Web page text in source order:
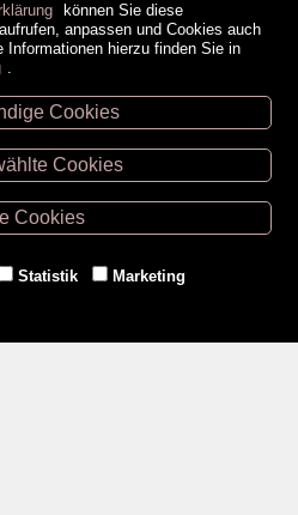
Öffnungszeiten
-02942/20433
-02952/30057
-02984/3836
-
können Sie diese
anpassen und Cookies auch
Informationen hierzu finden Sie in
Cookies
Cookies
Cookies
Statistik Marketing